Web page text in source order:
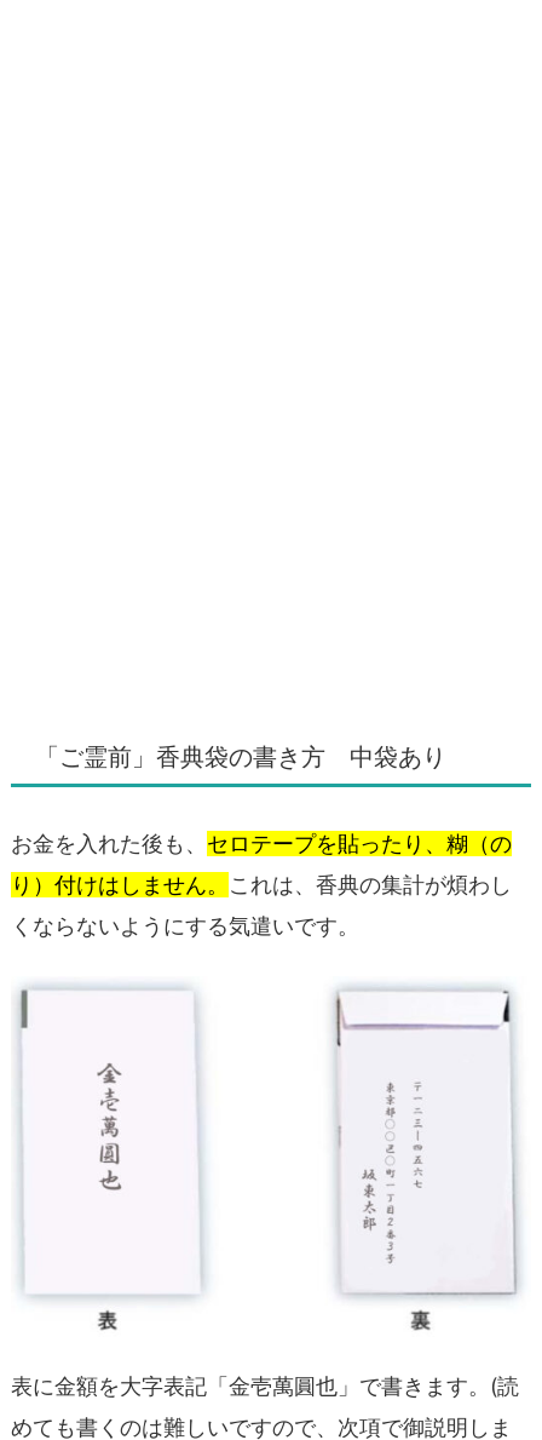
「ご霊前」香典袋の書き方 中袋あり
お金を入れた後も、 セロテープを貼ったり、糊（の
り）付けはしません。 これは、香典の集計が煩わし
くならないようにする気遣いです。
表に金額を大字表記「金壱萬圓也」で書きます。(読
めても書くのは難しいですので、次項で御説明しま